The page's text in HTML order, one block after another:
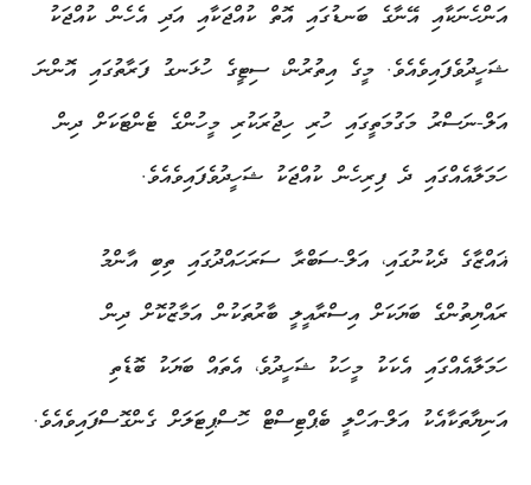
އަންހެނަކާއި އޭނާގެ ބަނޑުގައި އޮތް ކުއްޖަކާއި އަދި އެހެން ކުއްޖަކު
ޝަހީދުވެފައިވެއެވެ. މީގެ އިތުރުން، ސިޓީގެ ހުޅަނގު ފަރާތުގައި އޮންނަ
އަލް-ނަސްރު މަގުމަތީގައި ހުރި ހިޖުރަކުރި މީހުންގެ ޓެންޓަކަށް ދިން
ހަމަލާއެއްގައި ދެ ފިރިހެން ކުއްޖަކު ޝަހީދުވެފައިވެއެވެ.
ޣައްޒާގެ ދެކުނުގައި، އަލް-ސަބްރާ ސަރަހައްދުގައި ތިބި އާންމު
ރައްޔިތުންގެ ބަޔަކަށް އިސްރާއީލީ ބާރުތަކުން އަމާޒުކޮށް ދިން
ހަމަލާއެއްގައި އެކަކު މީހަކު ޝަހީދުވެ، އެތައް ބަޔަކު ބޮޑެތި
އަނިޔާތަކާއެކު އަލް-އަހްލީ ބެޕްޓިސްޓް ހޮސްޕިޓަލަށް ގެންގޮސްފައިވެއެވެ.